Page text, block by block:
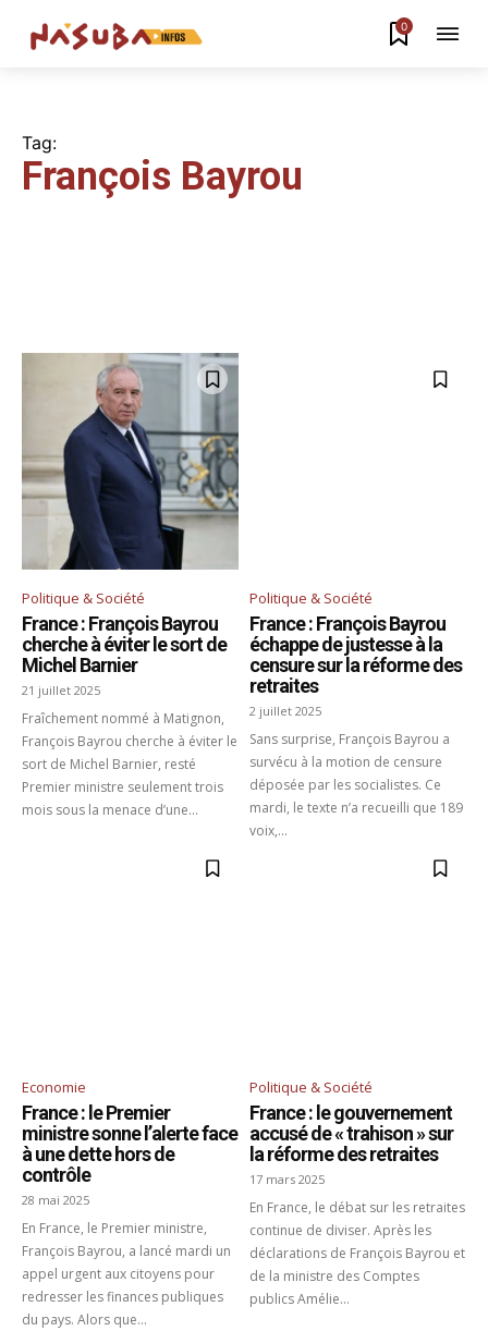
0
Tag:
François Bayrou
Politique & Société
France : François Bayrou
cherche à éviter le sort de
Michel Barnier
21 juillet 2025
Fraîchement nommé à Matignon,
François Bayrou cherche à éviter le
sort de Michel Barnier, resté
Premier ministre seulement trois
mois sous la menace d’une...
Politique & Société
France : François Bayrou
échappe de justesse à la
censure sur la réforme des
retraites
2 juillet 2025
Sans surprise, François Bayrou a
survécu à la motion de censure
déposée par les socialistes. Ce
mardi, le texte n’a recueilli que 189
voix,...
Economie
France : le Premier
ministre sonne l’alerte face
à une dette hors de
contrôle
28 mai 2025
En France, le Premier ministre,
François Bayrou, a lancé mardi un
appel urgent aux citoyens pour
redresser les finances publiques
du pays. Alors que...
Politique & Société
France : le gouvernement
accusé de « trahison » sur
la réforme des retraites
17 mars 2025
En France, le débat sur les retraites
continue de diviser. Après les
déclarations de François Bayrou et
de la ministre des Comptes
publics Amélie...